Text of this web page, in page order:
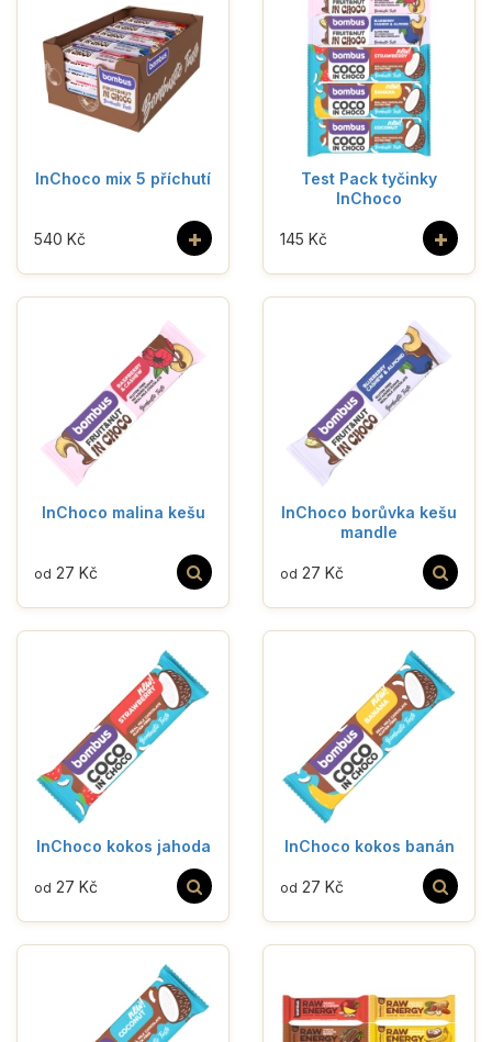
InChoco mix 5 příchutí
+
540 Kč
Test Pack tyčinky
InChoco
+
145 Kč
InChoco malina kešu
od 27 Kč
InChoco borůvka kešu
mandle
od 27 Kč
InChoco kokos jahoda
od 27 Kč
InChoco kokos banán
od 27 Kč